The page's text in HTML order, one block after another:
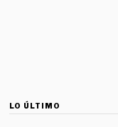
LO ÚLTIMO